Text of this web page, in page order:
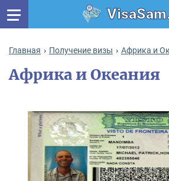
Главная Получение визы Африка и
Африка и Океания